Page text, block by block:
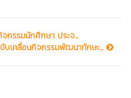
กรรมนักศึกษา ประจ...
บเคลื่อนกิจกรรมพัฒนาทักษะ...